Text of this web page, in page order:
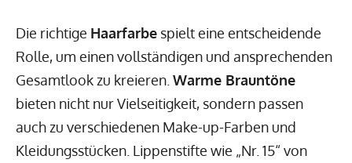
Die richtige Haarfarbe spielt eine entscheidende
Rolle, um einen vollständigen und ansprechenden
Gesamtlook zu kreieren. Warme Brauntöne
bieten nicht nur Vielseitigkeit, sondern passen
auch zu verschiedenen Make-up-Farben und
Kleidungsstücken. Lippenstifte wie „Nr. 15“ von